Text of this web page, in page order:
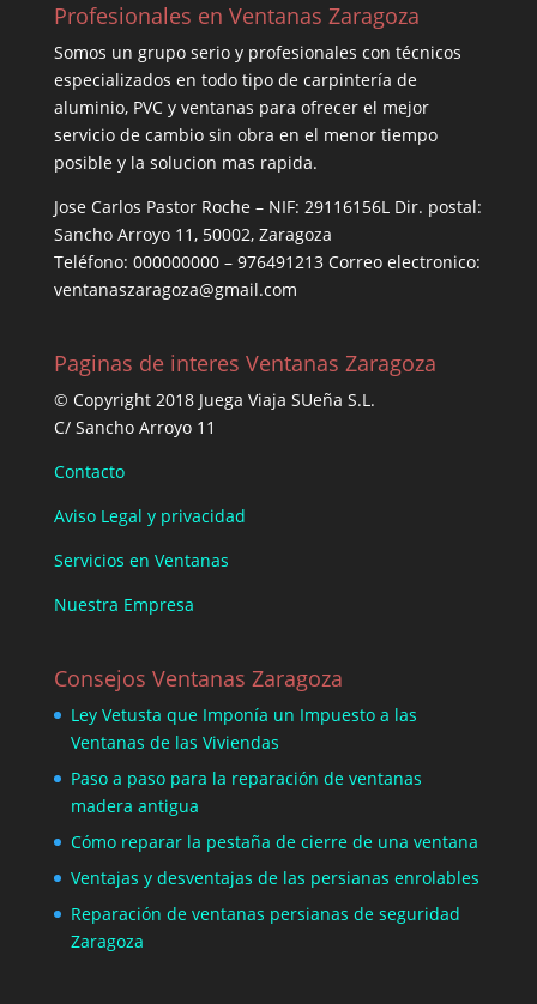
Profesionales en Ventanas Zaragoza
Somos un grupo serio y profesionales con técnicos
especializados en todo tipo de carpintería de
aluminio, PVC y ventanas para ofrecer el mejor
servicio de cambio sin obra en el menor tiempo
posible y la solucion mas rapida.
Jose Carlos Pastor Roche – NIF: 29116156L Dir. postal:
Sancho Arroyo 11, 50002, Zaragoza
Teléfono: 000000000 – 976491213 Correo electronico:
ventanaszaragoza@gmail.com
Paginas de interes Ventanas Zaragoza
© Copyright 2018 Juega Viaja SUeña S.L.
C/ Sancho Arroyo 11
Contacto
Aviso Legal y privacidad
Servicios en Ventanas
Nuestra Empresa
Consejos Ventanas Zaragoza
Ley Vetusta que Imponía un Impuesto a las
Ventanas de las Viviendas
Paso a paso para la reparación de ventanas
madera antigua
Cómo reparar la pestaña de cierre de una ventana
Ventajas y desventajas de las persianas enrolables
Reparación de ventanas persianas de seguridad
Zaragoza